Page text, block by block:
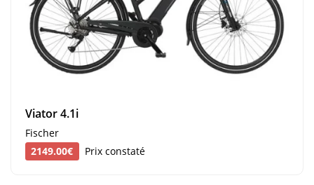
Viator 4.1i
Fischer
2149.00€
Prix constaté